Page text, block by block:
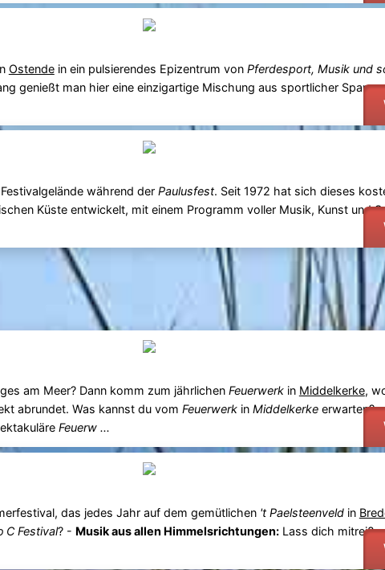
Ostendein ein pulsierendes Epizentrum von Pferdesport, Musik und
genießt man hier eine einzigartige Mischung aus sportlicher
während der Paulusfest. Seit 1972 hat sich dieses
Küste entwickelt, mit einem Programm voller Musik, Kunst und
am Meer? Dann komm zum jährlichen Feuerwerkin Middelkerke,
abrundet. Was kannst du vom Feuerwerkin Middelkerkeerwarten? -
Feuerw ...
das jedes Jahr auf dem gemütlichen 't Paelsteenveldin
C Festival? - Musik aus allen Himmelsrichtungen:Lass dich